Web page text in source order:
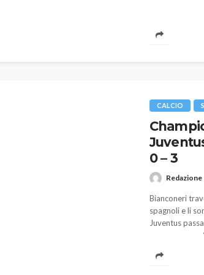
CALCIO
0 – 3
Redazione
Bianconeri
spagnoli e li
Juventus